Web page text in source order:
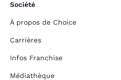
Société
À propos de Choice
Carrières
Infos Franchise
Médiathèque